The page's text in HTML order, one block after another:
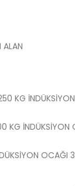
ALAN
KG
KG İNDÜKSİYON
OCAĞI